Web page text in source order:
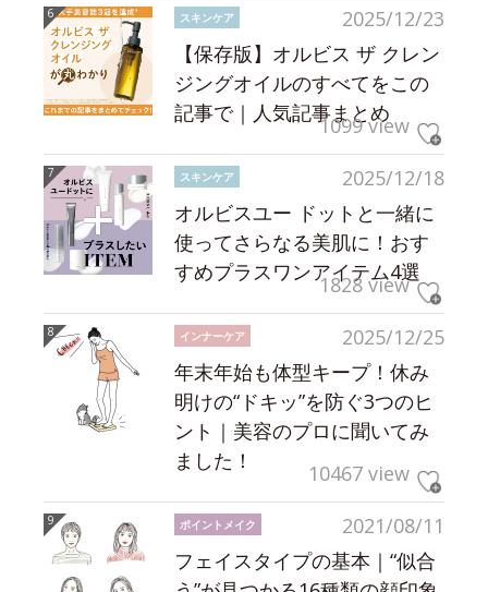
2025/12/23
スキンケア
【保存版】オルビス ザ クレン
ジングオイルのすべてをこの
記事で｜人気記事まとめ
1099 view
2025/12/18
スキンケア
オルビスユー ドットと一緒に
使ってさらなる美肌に！おす
すめプラスワンアイテム4選
1828 view
2025/12/25
インナーケア
年末年始も体型キープ！休み
明けの“ドキッ”を防ぐ3つのヒ
ント｜美容のプロに聞いてみ
ました！
10467 view
2021/08/11
ポイントメイク
フェイスタイプの基本｜“似合